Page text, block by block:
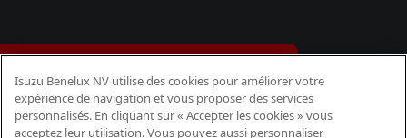
Isuzu Benelux NV utilise des cookies pour améliorer votre
expérience de navigation et vous proposer des services
personnalisés. En cliquant sur « Accepter les cookies » vous
acceptez leur utilisation. Vous pouvez aussi personnaliser